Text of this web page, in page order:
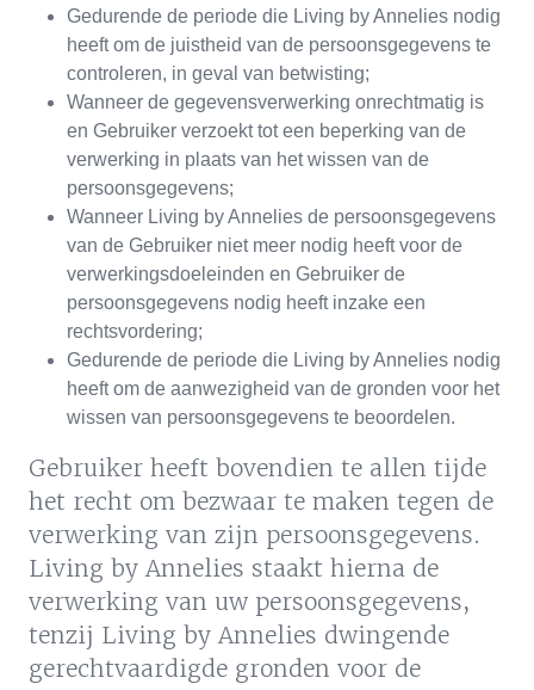
Gedurende de periode die Living by Annelies nodig
heeft om de juistheid van de persoonsgegevens te
controleren, in geval van betwisting;
Wanneer de gegevensverwerking onrechtmatig is
en Gebruiker verzoekt tot een beperking van de
verwerking in plaats van het wissen van de
persoonsgegevens;
Wanneer Living by Annelies de persoonsgegevens
van de Gebruiker niet meer nodig heeft voor de
verwerkingsdoeleinden en Gebruiker de
persoonsgegevens nodig heeft inzake een
rechtsvordering;
Gedurende de periode die Living by Annelies nodig
heeft om de aanwezigheid van de gronden voor het
wissen van persoonsgegevens te beoordelen.
Gebruiker heeft bovendien te allen tijde
het recht om bezwaar te maken tegen de
verwerking van zijn persoonsgegevens.
Living by Annelies staakt hierna de
verwerking van uw persoonsgegevens,
tenzij Living by Annelies dwingende
gerechtvaardigde gronden voor de